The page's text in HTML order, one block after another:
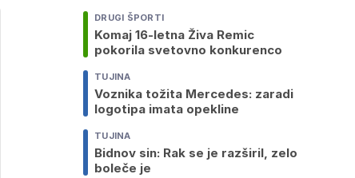
DRUGI ŠPORTI
Komaj 16-letna Živa Remic
pokorila svetovno konkurenco
TUJINA
Voznika tožita Mercedes: zaradi
logotipa imata opekline
TUJINA
Bidnov sin: Rak se je razširil, zelo
boleče je